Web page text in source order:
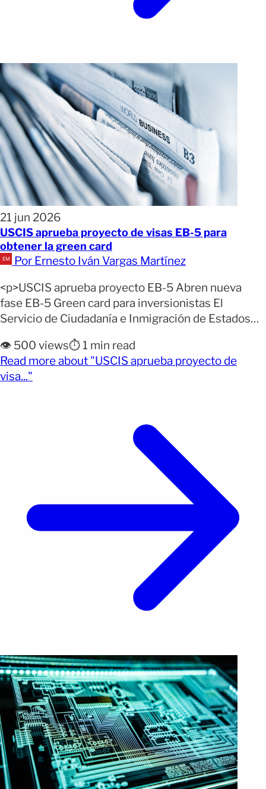
21 jun 2026
USCIS aprueba proyecto de visas EB-5 para
obtener la green card
Por Ernesto Iván Vargas Martínez
<p>USCIS aprueba proyecto EB-5 Abren nueva
fase EB-5 Green card para inversionistas El
Servicio de Ciudadanía e Inmigración de Estados
rural EB-5 Alpine 93/40, ubicado en Whitefish,
Montana. La decisión permitió la apertura de la Fase
II de la oferta EB-5, dirigida a inversionistas
👁️ 500 views⏱️ 1 min read
Read more about "USCIS aprueba proyecto de
visa..."